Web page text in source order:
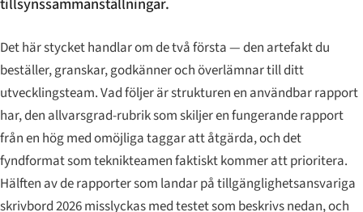
Det här stycket handlar om de två första — den artefakt du
beställer, granskar, godkänner och överlämnar till ditt
utvecklingsteam. Vad följer är strukturen en användbar rapport
har, den allvarsgrad-rubrik som skiljer en fungerande rapport
från en hög med omöjliga taggar att åtgärda, och det
fyndformat som teknikteamen faktiskt kommer att prioritera.
Hälften av de rapporter som landar på tillgänglighetsansvariga
skrivbord 2026 misslyckas med testet som beskrivs nedan, och